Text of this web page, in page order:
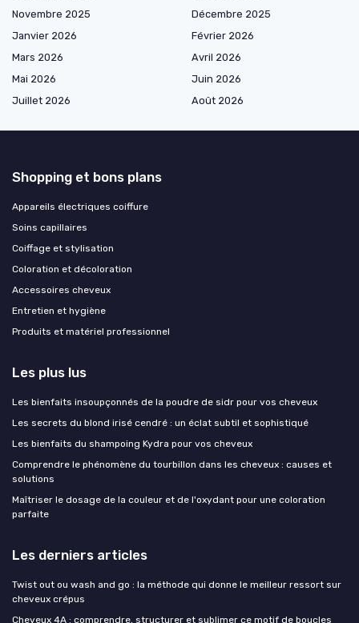
Novembre 2025
Décembre 2025
Janvier 2026
Février 2026
Mars 2026
Avril 2026
Mai 2026
Juin 2026
Juillet 2026
Août 2026
Shopping et bons plans
Appareils électriques coiffure
Soins capillaires
Coiffage et stylisation
Coloration et décoloration
Accessoires cheveux
Entretien et hygiène
Produits et matériel professionnel
Les plus lus
Les bienfaits insoupçonnés de la poudre de sidr pour vos cheveux
Les secrets du blond irisé cendré : un éclat subtil et sophistiqué
Les bienfaits du shampoing Kydra pour vos cheveux
Comprendre le phénomène du tourbillon dans les cheveux : causes et
solutions
Maîtriser le dosage de la couleur et de l'oxydant pour une coloration
parfaite
Les derniers articles
Twist out ou wash and go : la méthode qui donne le meilleur ressort sur
cheveux crépus
Cheveux 4A : comprendre, structurer et sublimer ce motif de boucles